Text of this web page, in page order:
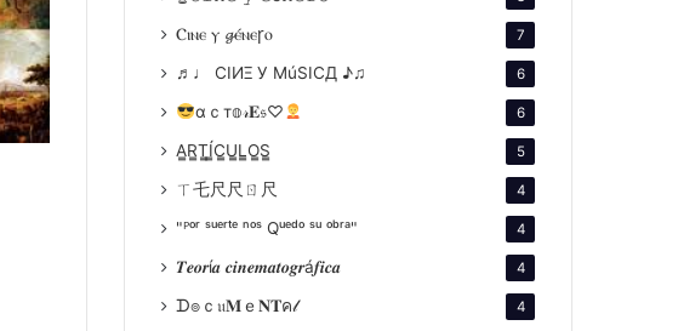
Ⲥⲓⲛⲉ ⲩ 𝓰ⲉ́ⲛⲉꞅⲟ 7
♬♩ CIИΞ У MúSICД ♪♫ 6
αｃт𝕠𝓇𝐄𝔰♡ 6
A̳R̳T̳Í̳C̳U̳L̳O̳S̳ 5
ㄒ乇尺尺ㄖ尺 4
"ᴾᵒʳ ˢᵘᵉʳᵗᵉ ⁿᵒˢ Qᵘᵉᵈᵒ ˢᵘ ᵒᵇʳᵃ" 4
𝑻𝒆𝒐𝒓í𝒂 𝒄𝒊𝒏𝒆𝒎𝒂𝒕𝒐𝒈𝒓á𝒇𝒊𝒄𝒂 4
ᗪ๏ｃ𝔲𝐌ｅ𝐍𝐓ค𝓁 4